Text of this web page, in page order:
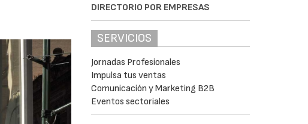
DIRECTORIO POR EMPRESAS
SERVICIOS
Jornadas Profesionales
Impulsa tus ventas
Comunicación y Marketing B2B
Eventos sectoriales